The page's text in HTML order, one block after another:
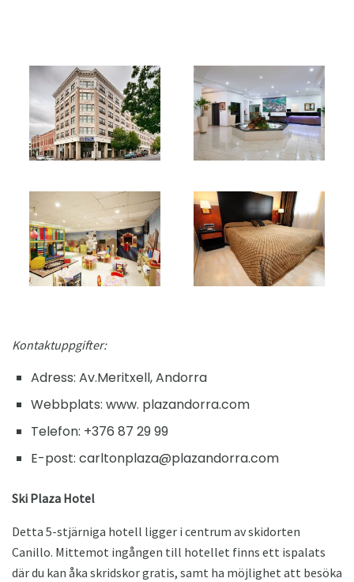
Kontaktuppgifter:
Adress: Av.Meritxell, Andorra
Webbplats: www. plazandorra.com
Telefon: +376 87 29 99
E-post: carltonplaza@plazandorra.com
Ski Plaza Hotel
Detta 5-stjärniga hotell ligger i centrum av skidorten
Canillo. Mittemot ingången till hotellet finns ett ispalats
där du kan åka skridskor gratis, samt ha möjlighet att besöka